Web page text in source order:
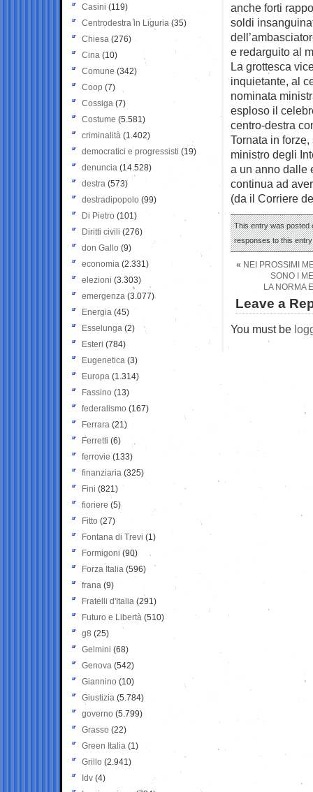
anche forti
soldi
e redarguito al
La grottesca
inquietante, al
nominata
esploso il
centro-destra
Tornata in
ministro degli
a un anno dalle
continua ad
(da il Corriere
This entry was posted
responses to this
« NEI PROSSIMI
SONO I
LA NORMA
Leave a
You must be
Casini (119)
Centrodestra in Liguria (35)
Chiesa (276)
Cina (10)
Comune (342)
Coop (7)
Cossiga (7)
Costume (5.581)
criminalità (1.402)
democratici e progressisti (19)
denuncia (14.528)
destra (573)
destradipopolo (99)
Di Pietro (101)
Diritti civili (276)
don Gallo (9)
economia (2.331)
elezioni (3.303)
emergenza (3.077)
Energia (45)
Esselunga (2)
Esteri (784)
Eugenetica (3)
Europa (1.314)
Fassino (13)
federalismo (167)
Ferrara (21)
Ferretti (6)
ferrovie (133)
finanziaria (325)
Fini (821)
fioriere (5)
Fitto (27)
Fontana di Trevi (1)
Formigoni (90)
Forza Italia (596)
frana (9)
Fratelli d'Italia (291)
Futuro e Libertà (510)
g8 (25)
Gelmini (68)
Genova (542)
Giannino (10)
Giustizia (5.784)
governo (5.799)
Grasso (22)
Green Italia (1)
Grillo (2.941)
Idv (4)